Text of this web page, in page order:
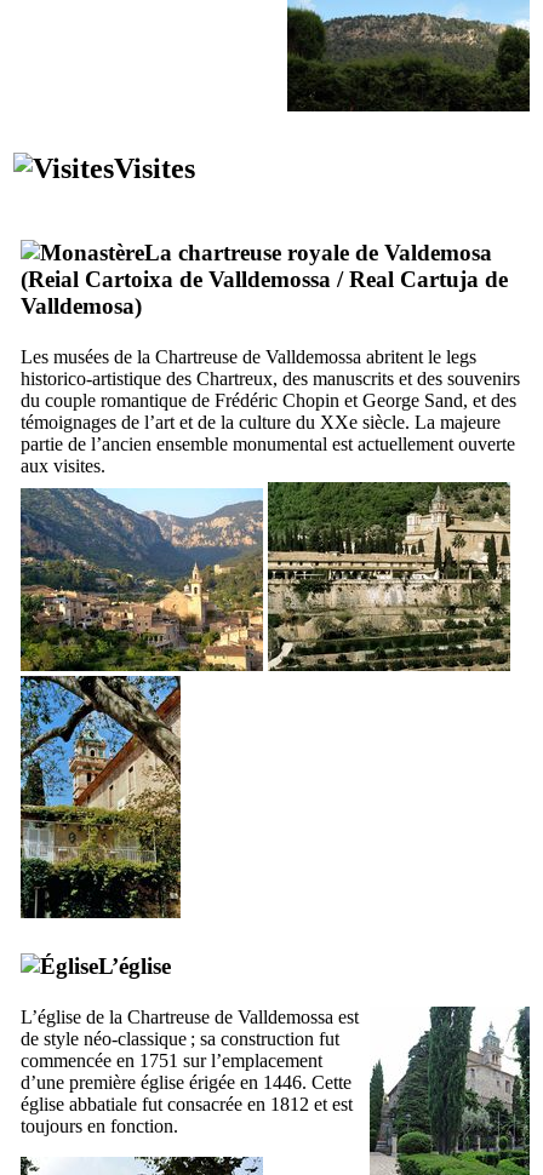
Visites
La chartreuse royale de Valdemosa
(Reial Cartoixa de Valldemossa /Real Cartuja de
Valldemosa)
Les musées de la Chartreuse de Valldemossa abritent le legs
historico-artistique des Chartreux, des manuscrits et des souvenirs
du couple romantique de Frédéric Chopin et George Sand, et des
témoignages de l’art et de la culture du XXe siècle. La majeure
partie de l’ancien ensemble monumental est actuellement ouverte
aux visites.
L’église
L’église de la Chartreuse de Valldemossa est
de style néo-classique ; sa construction fut
commencée en 1751 sur l’emplacement
d’une première église érigée en 1446. Cette
église abbatiale fut consacrée en 1812 et est
toujours en fonction.